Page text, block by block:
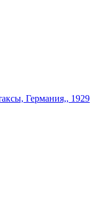
Германия,, 1929